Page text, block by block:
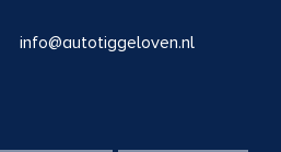
info@autotiggeloven.nl